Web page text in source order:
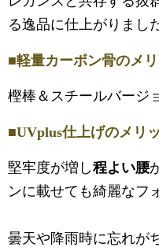
る逸品に仕上がりまし
■軽量カーボン骨のメ
樫棒＆スチールバージ
■UVplus仕上げのメリ
堅牢度が増し程よい腰
ンに載せても綺麗なフ
曇天や降雨時に忘れが